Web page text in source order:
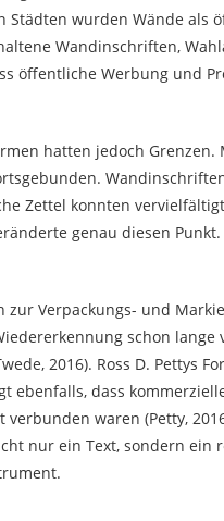
Städten wurden Wände als
Wandinschriften,
öffentliche Werbung und
hatten jedoch
Zettel konnten
genau diesen
zur Verpackungs- und
schon
2016). Ross D. Pettys
ebenfalls, dass
waren (Petty,
nur ein Text, sondern ein